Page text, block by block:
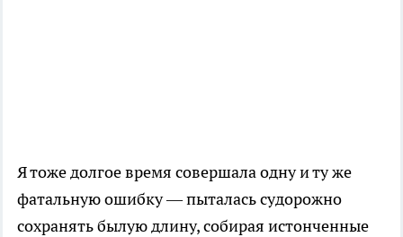
Я тоже долгое время совершала одну и ту же
фатальную ошибку — пыталась судорожно
сохранять былую длину, собирая истонченные